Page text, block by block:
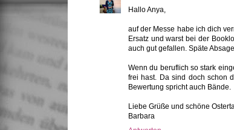
Hallo Anya,
auf der Messe habe ich dich
Ersatz und warst bei der
auch gut gefallen. Späte
Wenn du beruflich so stark
frei hast. Da sind doch schon
Bewertung spricht auch Bände.
Liebe Grüße und schöne
Barbara